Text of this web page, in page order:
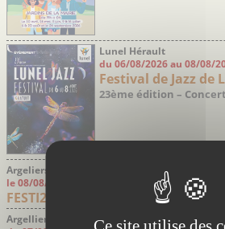
Lunel Hérault
du 06/08/2026 au 08/08/
Festival de Jazz de
23ème édition –
Argeliers Aude
le 08/08/2026
FESTI20
Argelliers Hérault